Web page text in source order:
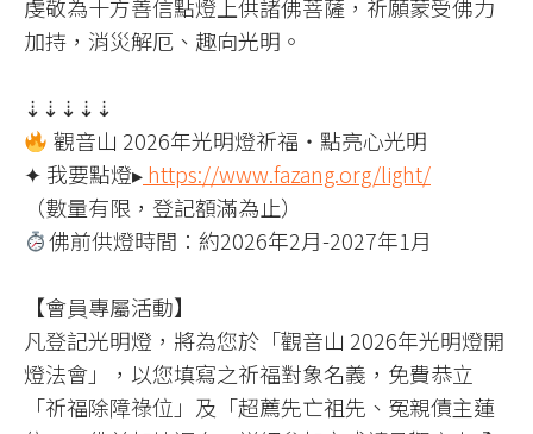
虔敬為十方善信點燈上供諸佛菩薩，祈願蒙受佛力
加持，消災解厄、趣向光明。
⇣⇣⇣⇣⇣
觀音山 2026年光明燈祈福‧點亮心光明
✦ 我要點燈▸https://www.fazang.org/light/
（數量有限，登記額滿為止）
佛前供燈時間：約2026年2月-2027年1月
【會員專屬活動】
凡登記光明燈，將為您於「觀音山 2026年光明燈開
燈法會」，以您填寫之祈福對象名義，免費恭立
「祈福除障祿位」及「超薦先亡祖先、冤親債主蓮